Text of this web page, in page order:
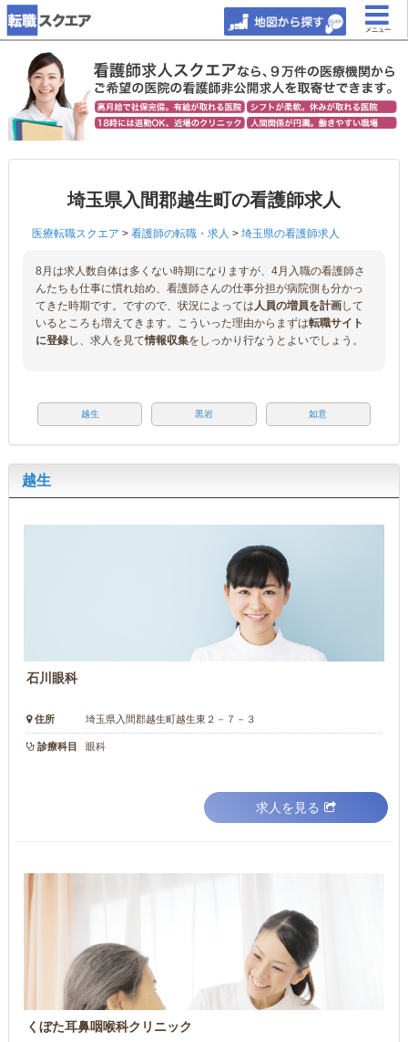
メニュー
埼玉県入間郡越生町の看護師求人
医療転職スクエア > 看護師の転職・求人 > 埼玉県の看護師求人
8月は求人数自体は多くない時期になりますが、4月入職の看護師さ
んたちも仕事に慣れ始め、看護師さんの仕事分担が病院側も分かっ
てきた時期です。ですので、状況によっては人員の増員を計画して
いるところも増えてきます。こういった理由からまずは転職サイト
に登録し、求人を見て情報収集をしっかり行なうとよいでしょう。
越生 黒岩 如意
越生
石川眼科
住所 埼玉県入間郡越生町越生東２－７－３
診療科目 眼科
求人を見る
くぼた耳鼻咽喉科クリニック